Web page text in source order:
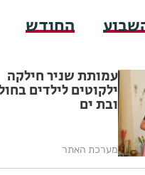
החודש
עמותת שניר חילקה
ילקוטים לילדים
ובת ים
מערכת האתר